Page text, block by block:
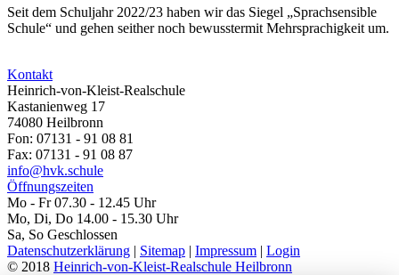
Seit dem Schuljahr 2022/23 haben wir das Siegel „Sprachsensible
Schule“ und gehen seither noch bewusstermit Mehrsprachigkeit um.
Kontakt
Heinrich-von-Kleist-Realschule
Kastanienweg 17
74080 Heilbronn
Fon: 07131 - 91 08 81
Fax: 07131 - 91 08 87
info@hvk.schule
Öffnungszeiten
Mo - Fr 07.30 - 12.45 Uhr
Mo, Di, Do 14.00 - 15.30 Uhr
Sa, So Geschlossen
Datenschutzerklärung | Sitemap | Impressum | Login
© 2018 Heinrich-von-Kleist-Realschule Heilbronn